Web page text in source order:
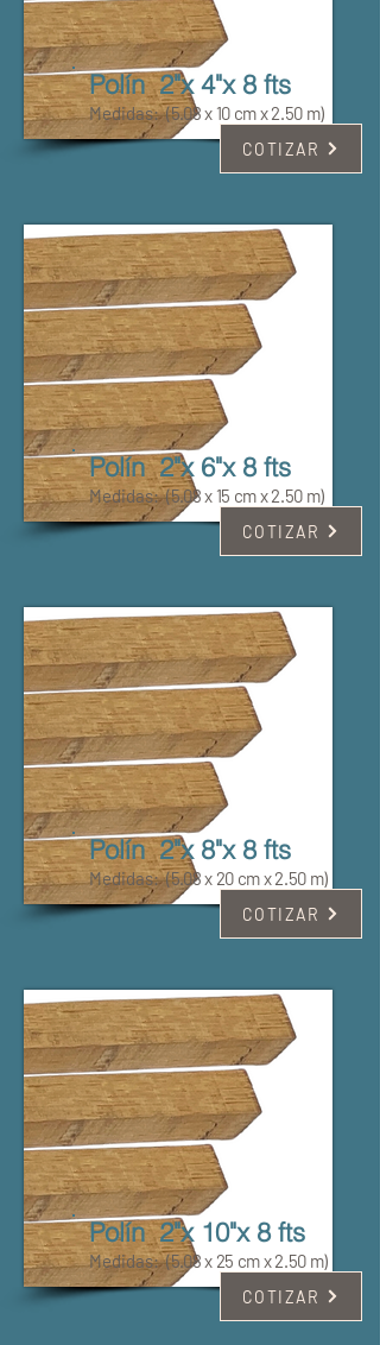
Polín 2"x 4"x 8 fts
Medidas:(5.08 x 10 cm x 2.50 m)
COTIZAR
Polín 2"x 6"x 8 fts
Medidas:(5.08 x 15 cm x 2.50 m)
COTIZAR
Polín 2"x 8"x 8 fts
Medidas:(5.08 x 20 cm x 2.50 m)
COTIZAR
Polín 2"x 10"x 8 fts
Medidas:(5.08 x 25 cm x 2.50 m)
COTIZAR